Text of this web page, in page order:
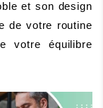
et son design
de votre routine
votre équilibre